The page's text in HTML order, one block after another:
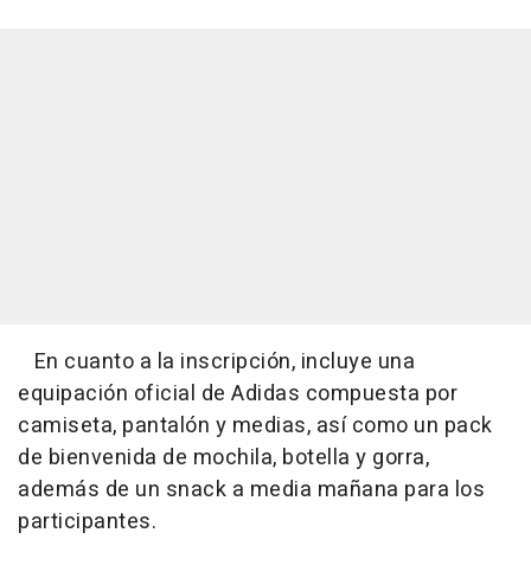
En cuanto a la inscripción, incluye una
equipación oficial de Adidas compuesta por
camiseta, pantalón y medias, así como un pack
de bienvenida de mochila, botella y gorra,
además de un snack a media mañana para los
participantes.